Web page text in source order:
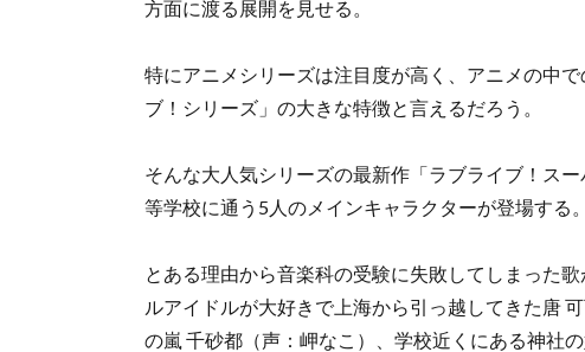
方面に渡る展開を見せる。
特にアニメシリーズは注目度が高く、アニメの中
ブ！シリーズ」の大きな特徴と言えるだろう。
そんな大人気シリーズの最新作「ラブライブ！ス
等学校に通う5人のメインキャラクターが登場する。
とある理由から音楽科の受験に失敗してしまった
ルアイドルが大好きで上海から引っ越してきた唐
の嵐 千砂都（声：岬なこ）、学校近くにある神社